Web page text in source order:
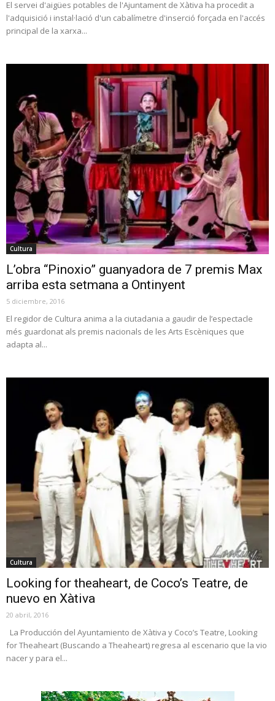
El servei d'aigües potables de l'Ajuntament de Xàtiva ha procedit a
l'adquisició i instal·lació d'un cabalímetre d'inserció forçada en l'accés
principal de la xarxa...
Cultura
L’obra “Pinoxio” guanyadora de 7 premis Max
arriba esta setmana a Ontinyent
5 diciembre, 2016
El regidor de Cultura anima a la ciutadania a gaudir de l’espectacle
més guardonat als premis nacionals de les Arts Escèniques que
adapta al...
Cultura
Looking for theaheart, de Coco’s Teatre, de
nuevo en Xàtiva
20 abril, 2016
La Producción del Ayuntamiento de Xàtiva y Coco’s Teatre, Looking
for Theaheart (Buscando a Theaheart) regresa al escenario que la vio
nacer y para el...